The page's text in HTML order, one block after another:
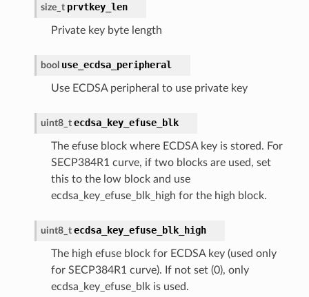
size_t prvtkey_len
Private key byte length
bool use_ecdsa_peripheral
Use ECDSA peripheral to use private key
uint8_t ecdsa_key_efuse_blk
The efuse block where ECDSA key is stored. For
SECP384R1 curve, if two blocks are used, set
this to the low block and use
ecdsa_key_efuse_blk_high for the high block.
uint8_t ecdsa_key_efuse_blk_high
The high efuse block for ECDSA key (used only
for SECP384R1 curve). If not set (0), only
ecdsa_key_efuse_blk is used.